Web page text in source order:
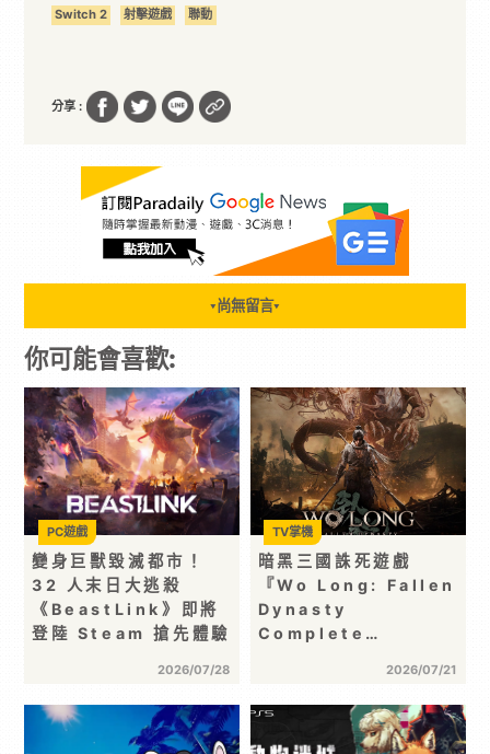
Switch 2 射擊遊戲 聯動
分享 :
▼ 尚無留言▼
你可能會喜歡:
變身巨獸毀滅都市！
32 人末日大逃殺
《BeastLink》即將
登陸 Steam 搶先體驗
2026/07/28
PC遊戲
暗黑三國誅死遊戲
『Wo Long: Fallen
Dynasty
Complete…
2026/07/21
TV掌機